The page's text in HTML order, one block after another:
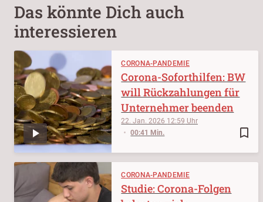
Das könnte Dich auch
interessieren
CORONA-PANDEMIE
bookmark_border
22. Jan. 2026 12:59
00:41 Min.
Corona-Soforthilfen: BW
will Rückzahlungen für
Unternehmer beenden
CORONA-PANDEMIE
Studie: Corona-Folgen